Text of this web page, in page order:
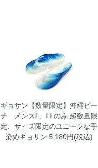
ギョサン【数量限定】沖縄ビー
チ メンズL、LLのみ 超数量限
定、サイズ限定のユニークな手
染めギョサン 5,180円(税込)